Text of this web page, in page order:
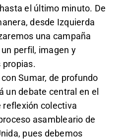
el último minuto. De
desde Izquierda
una campaña
perfil, imagen y
propias.
Sumar, de profundo
un debate central en el
reflexión colectiva
asambleario de
pues debemos